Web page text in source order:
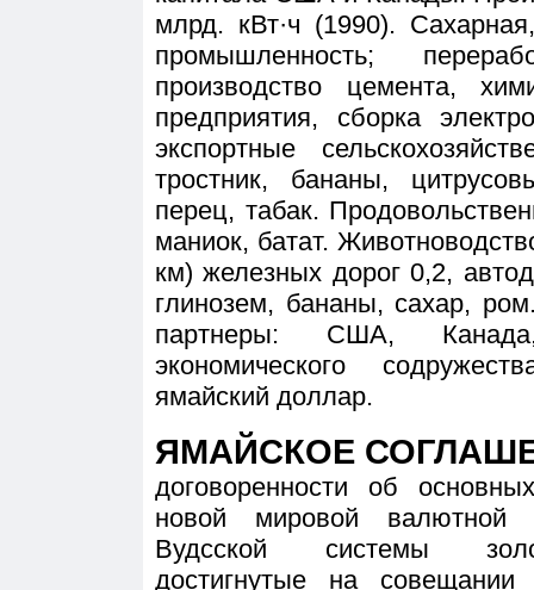
млрд. кВт·ч (1990).
промышленность;
производство цемента,
предприятия, сборка
экспортные
тростник, бананы,
перец, табак.
маниок, батат.
км) железных дорог 0,2,
глинозем, бананы, сахар,
партнеры: США,
экономического
ямайский доллар.
ЯМАЙСКОЕ
договоренности об
новой мировой валютной
Вудсской системы
достигнутые на